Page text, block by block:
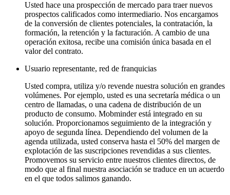
Usted hace una prospección de mercado para traer nuevos
prospectos calificados como intermediario. Nos encargamos
de la conversión de clientes potenciales, la contratación, la
formación, la retención y la facturación. A cambio de una
operación exitosa, recibe una comisión única basada en el
valor del contrato.
Usuario representante, red de franquicias
Usted compra, utiliza y/o revende nuestra solución en grandes
volúmenes. Por ejemplo, usted es una secretaría médica o un
centro de llamadas, o una cadena de distribución de un
producto de consumo. Mobminder está integrado en su
solución. Proporcionamos seguimiento de la integración y
apoyo de segunda línea. Dependiendo del volumen de la
agenda utilizada, usted conserva hasta el 50% del margen de
explotación de las suscripciones revendidas a sus clientes.
Promovemos su servicio entre nuestros clientes directos, de
modo que al final nuestra asociación se traduce en un acuerdo
en el que todos salimos ganando.